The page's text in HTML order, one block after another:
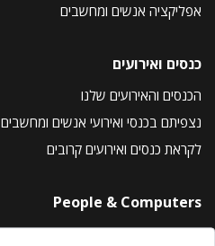
אפליקציה אנשים ומחשבים
כנסים ואירועים
הכנסים והאירועים שלנו
נצפיתם בכנסי ואירועי אנשים ומחשבים
לקראת כנסים ואירועים קרובים
People & Computers
About Us